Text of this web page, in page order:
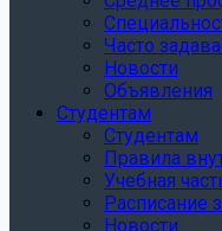
Часто
Новости
Объявления
Студентам
Студентам
Правила
Учебная
Расписание
Новости